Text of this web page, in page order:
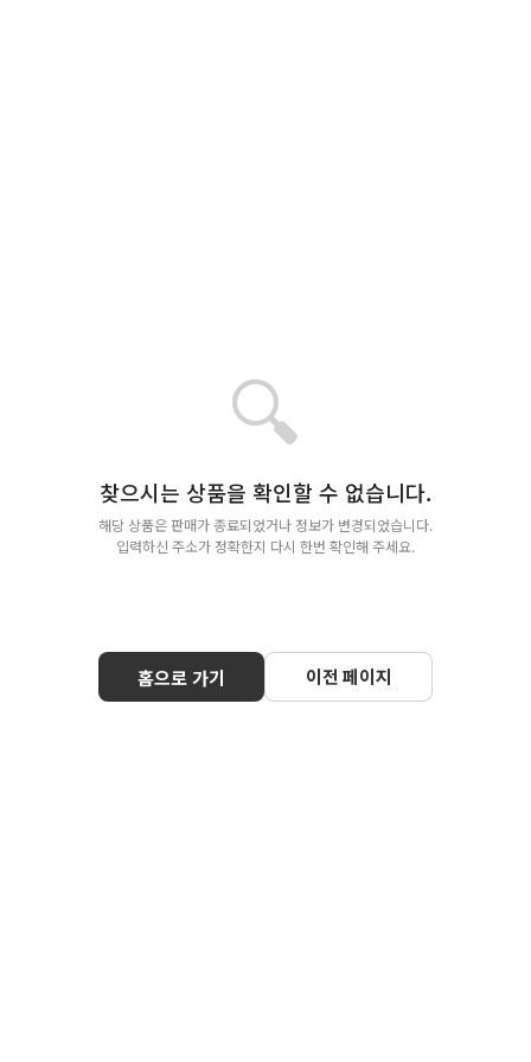
🔍
찾으시는 상품을 확인할 수 없습니다.
해당 상품은 판매가 종료되었거나 정보가 변경되었습니다.
입력하신 주소가 정확한지 다시 한번 확인해 주세요.
홈으로 가기 이전 페이지